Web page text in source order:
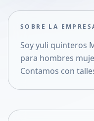
Compartir en X
SOBRE LA
Soy yuli quinteros
para hombres
Contamos con